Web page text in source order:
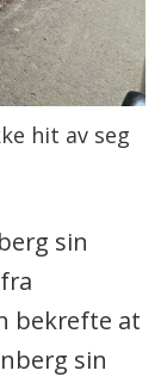
hit av seg
sin
bekrefte at
sin